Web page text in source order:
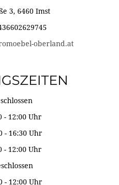
3, 6460 Imst
oberland.at
- 12:00 Uhr
16:30 Uhr
- 12:00 Uhr
- 12:00 Uhr